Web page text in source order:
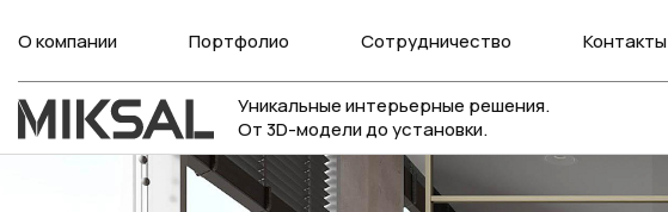
О компании Портфолио Сотрудничество Контакты
Уникальные интерьерные решения.
От 3D-модели до установки.